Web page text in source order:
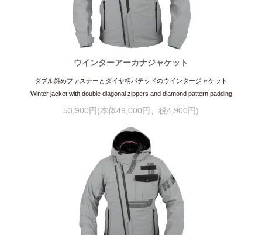
ウインターアーカナジャケット
ダブル斜めファスナーとダイヤ柄パテッドのウインタージャケット
Winter jacket with double diagonal zippers and diamond pattern padding
53,900円(本体49,000円、税4,900円)